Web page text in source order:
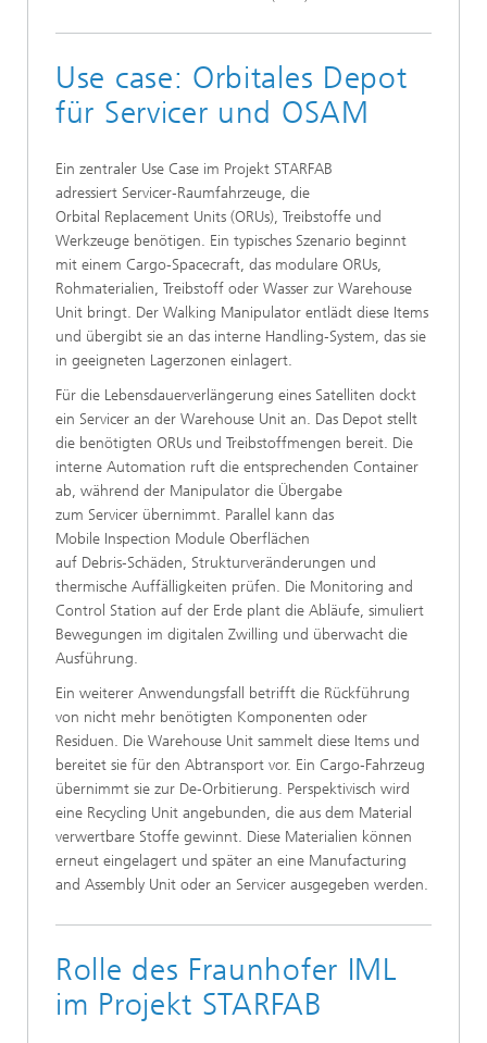
Use case: Orbitales Depot
für Servicer und OSAM
Ein zentraler Use Case im Projekt STARFAB
adressiert Servicer‑Raumfahrzeuge, die
Orbital Replacement Units (ORUs), Treibstoffe und
Werkzeuge benötigen. Ein typisches Szenario beginnt
mit einem Cargo‑Spacecraft, das modulare ORUs,
Rohmaterialien, Treibstoff oder Wasser zur Warehouse
Unit bringt. Der Walking Manipulator entlädt diese Items
und übergibt sie an das interne Handling‑System, das sie
in geeigneten Lagerzonen einlagert.
Für die Lebensdauerverlängerung eines Satelliten dockt
ein Servicer an der Warehouse Unit an. Das Depot stellt
die benötigten ORUs und Treibstoffmengen bereit. Die
interne Automation ruft die entsprechenden Container
ab, während der Manipulator die Übergabe
zum Servicer übernimmt. Parallel kann das
Mobile Inspection Module Oberflächen
auf Debris‑Schäden, Strukturveränderungen und
thermische Auffälligkeiten prüfen. Die Monitoring and
Control Station auf der Erde plant die Abläufe, simuliert
Bewegungen im digitalen Zwilling und überwacht die
Ausführung.
Ein weiterer Anwendungsfall betrifft die Rückführung
von nicht mehr benötigten Komponenten oder
Residuen. Die Warehouse Unit sammelt diese Items und
bereitet sie für den Abtransport vor. Ein Cargo‑Fahrzeug
übernimmt sie zur De‑Orbitierung. Perspektivisch wird
eine Recycling Unit angebunden, die aus dem Material
verwertbare Stoffe gewinnt. Diese Materialien können
erneut eingelagert und später an eine Manufacturing
and Assembly Unit oder an Servicer ausgegeben werden.
Rolle des Fraunhofer IML
im Projekt STARFAB